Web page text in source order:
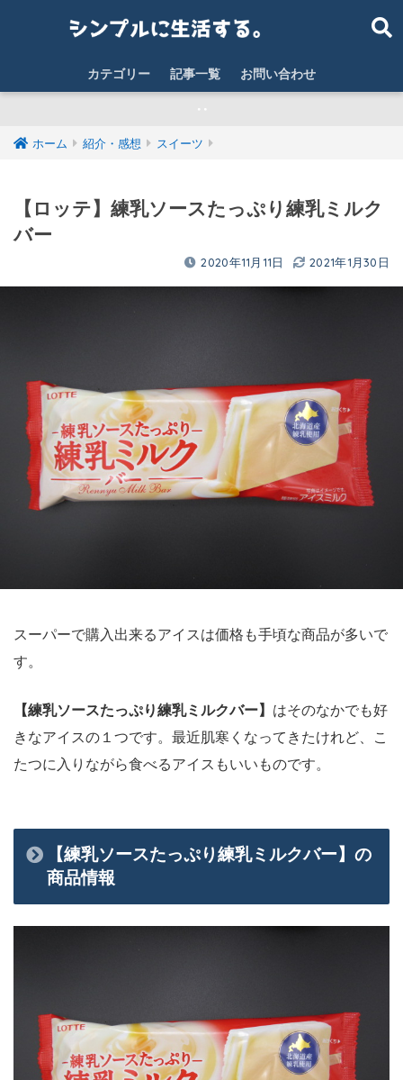
カテゴリー 記事一覧 お問い合わせ
‥
ホーム 紹介・感想 スイーツ
【ロッテ】練乳ソースたっぷり練乳ミルク
バー
2020年11月11日 2021年1月30日
スーパーで購入出来るアイスは価格も手頃な商品が多いで
す。
【練乳ソースたっぷり練乳ミルクバー】 はそのなかでも好
きなアイスの１つです。最近肌寒くなってきたけれど、こ
たつに入りながら食べるアイスもいいものです。
【練乳ソースたっぷり練乳ミルクバー】の
商品情報